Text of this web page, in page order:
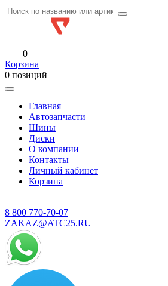
0
Корзина
0 позиций
Главная
Автозапчасти
Шины
Диски
О компании
Контакты
Личный кабинет
Корзина
8 800 770-70-07
ZAKAZ@ATC25.RU